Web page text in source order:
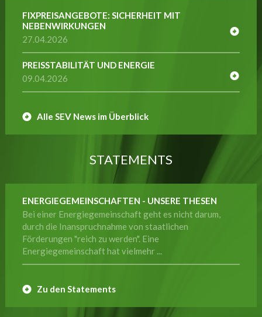
FIXPREISANGEBOTE: SICHERHEIT MIT
NEBENWIRKUNGEN
27.04.2026
PREISSTABILITÄT UND ENERGIE
09.04.2026
Alle SEV News im Überblick
STATEMENTS
ENERGIEGEMEINSCHAFTEN - UNSERE THESEN
Bei einer Energiegemeinschaft geht es nicht darum,
durch die Inanspruchnahme von staatlichen
Förderungen "reich zu werden". Eine
Energiegemeinschaft hat vielmehr ...
Zu den Statements